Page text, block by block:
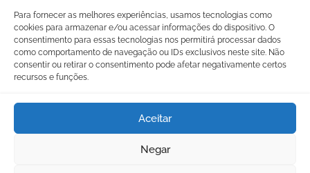
Para fornecer as melhores experiências, usamos tecnologias como
cookies para armazenar e/ou acessar informações do dispositivo. O
consentimento para essas tecnologias nos permitirá processar dados
como comportamento de navegação ou IDs exclusivos neste site. Não
consentir ou retirar o consentimento pode afetar negativamente certos
recursos e funções.
Aceitar
Negar
Contato
Política de Privacidade